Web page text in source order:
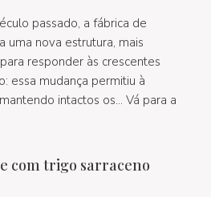
passado, a fábrica de
uma nova estrutura, mais
responder às crescentes
essa mudança permitiu à
intactos os... Vá para a
com trigo sarraceno